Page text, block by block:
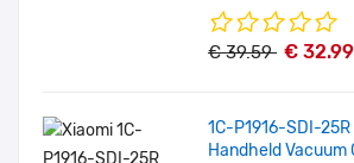
€ 39.59 € 32.99
1C-P1916-SDI-
Handheld Vacuum